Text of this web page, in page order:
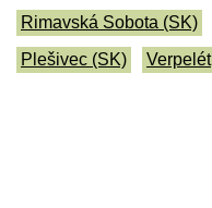
Rimavská Sobota (SK)
Plešivec (SK)
Verpelét